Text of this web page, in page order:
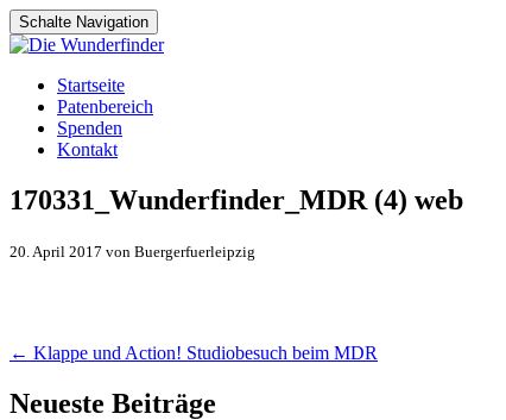
Schalte Navigation
Zum
Inhalt
springen
Startseite
Patenbereich
Spenden
Kontakt
170331_Wunderfinder_MDR (4) web
20. April 2017 von Buergerfuerleipzig
Artikel-
Navigation
← Klappe und Action! Studiobesuch beim MDR
Neueste Beiträge